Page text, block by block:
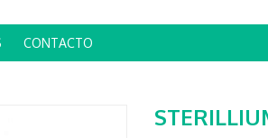
CONTACTO